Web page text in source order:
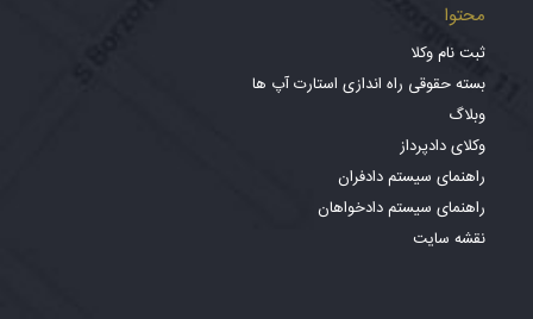
محتوا
ثبت نام وکلا
بسته حقوقی راه اندازی استارت آپ ها
وبلاگ
وکلای دادپرداز
راهنمای سیستم دادفران
راهنمای سیستم دادخواهان
نقشه سایت